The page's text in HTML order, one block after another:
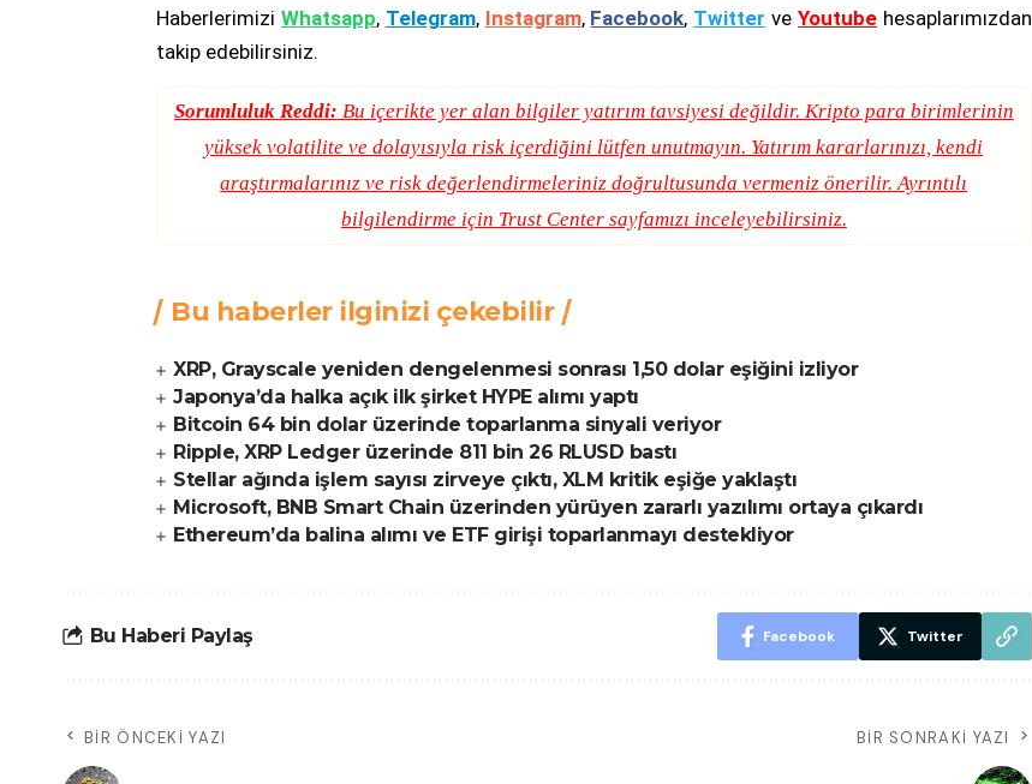
Haberlerimizi Whatsapp, Telegram, Instagram, Facebook, Twitter ve Youtubehesaplarımızdan
takip edebilirsiniz.
Sorumluluk Reddi: Bu içerikte yer alan bilgiler yatırım tavsiyesi değildir. Kripto para birimlerinin
yüksek volatilite ve dolayısıyla risk içerdiğini lütfen unutmayın. Yatırım kararlarınızı, kendi
araştırmalarınız ve risk değerlendirmeleriniz doğrultusunda vermeniz önerilir. Ayrıntılı
bilgilendirme için Trust Centersayfamızı inceleyebilirsiniz.
Bu haberler ilginizi çekebilir
XRP, Grayscale yeniden dengelenmesi sonrası 1,50 dolar eşiğini izliyor
Japonya’da halka açık ilk şirket HYPE alımı yaptı
Bitcoin 64 bin dolar üzerinde toparlanma sinyali veriyor
Ripple, XRP Ledger üzerinde 811 bin 26 RLUSD bastı
Stellar ağında işlem sayısı zirveye çıktı, XLM kritik eşiğe yaklaştı
Microsoft, BNB Smart Chain üzerinden yürüyen zararlı yazılımı ortaya çıkardı
Ethereum’da balina alımı ve ETF girişi toparlanmayı destekliyor
Bu Haberi Paylaş Facebook Twitter
BIR ÖNCEKI YAZI BIR SONRAKI YAZI